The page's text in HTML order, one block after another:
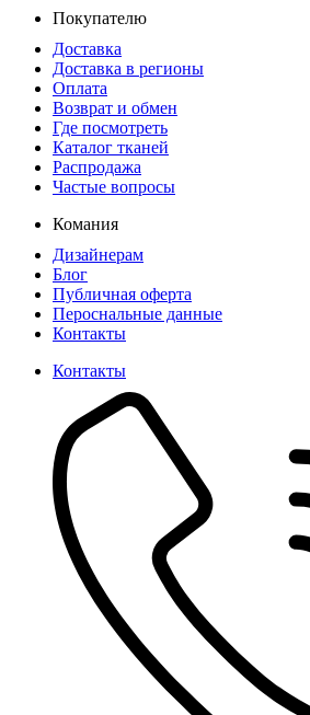
Покупателю
Доставка
Доставка в регионы
Оплата
Возврат и обмен
Где посмотреть
Каталог тканей
Распродажа
Частые вопросы
Комания
Дизайнерам
Блог
Публичная оферта
Пероснальные данные
Контакты
Контакты